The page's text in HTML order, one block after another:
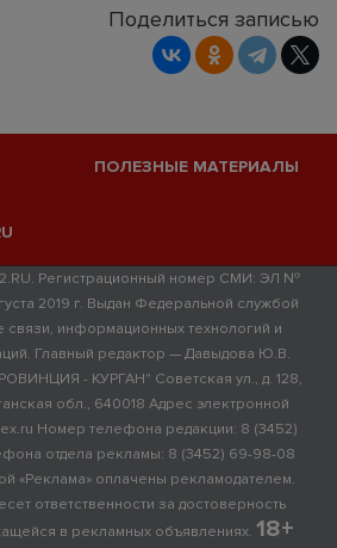
Поделиться записью
ПОЛЕЗНЫЕ МАТЕРИАЛЫ
Регистрационный номер СМИ: ЭЛ №
2019 г. Выдан Федеральной службой
связи, информационных технологий и
Главный редактор — Давыдова Ю.В.
- КУРГАН" Советская ул., д. 128,
обл., 640018 Адрес электронной
Номер телефона редакции: 8 (3452)
отдела рекламы: 8 (3452) 69-98-08
«Реклама» оплачены рекламодателем.
ответственности за достоверность
в рекламных объявлениях. 18+